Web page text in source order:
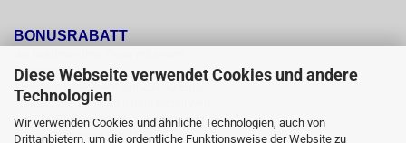
Diese Webseite verwendet Cookies und andere
Technologien
Wir verwenden Cookies und ähnliche Technologien, auch von
Drittanbietern, um die ordentliche Funktionsweise der Website zu
BONUSRABATT
Bonusrabatt.
Ab einem Bestellwert von 250,00 Euro
erhalten Sie 10 %, ab einem Bestellwert
von 500,00 Euro erhalten Sie 12% und ab
einem  Bestellwert von 1500,00 Euro